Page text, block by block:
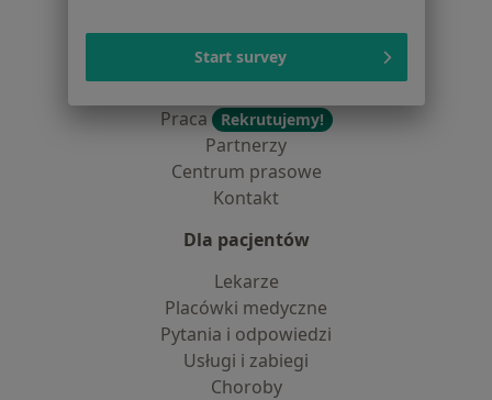
Jak działają wyniki wyszukiwania
Dostępność
Praca
Rekrutujemy!
Partnerzy
Centrum prasowe
Kontakt
Dla pacjentów
Lekarze
Placówki medyczne
Pytania i odpowiedzi
Usługi i zabiegi
Choroby
Start survey